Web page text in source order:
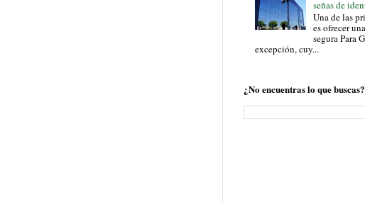
señas de
Una de las
es ofrecer
segura Para
excepción, cuy...
¿No encuentras lo que